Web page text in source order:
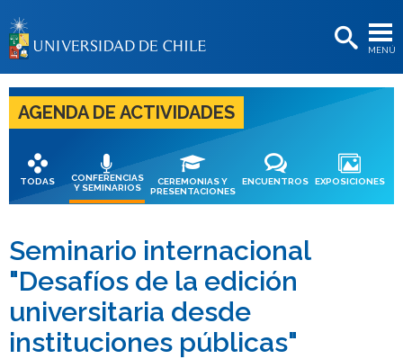
MENÚ
BIBLIOTECAS
LA UNIVERSIDAD
Postulantes
Estudiantes
Académicas/os
Funcionarias/os
Egresadas/os
AGENDA DE ACTIVIDADES
TODAS
CONFERENCIAS
Y SEMINARIOS
CEREMONIAS Y
PRESENTACIONES
ENCUENTROS EXPOSICIONES
Seminario internacional
"Desafíos de la edición
universitaria desde
instituciones públicas"